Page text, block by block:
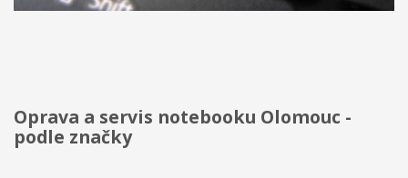
Oprava a servis notebooku Olomouc -
podle značky